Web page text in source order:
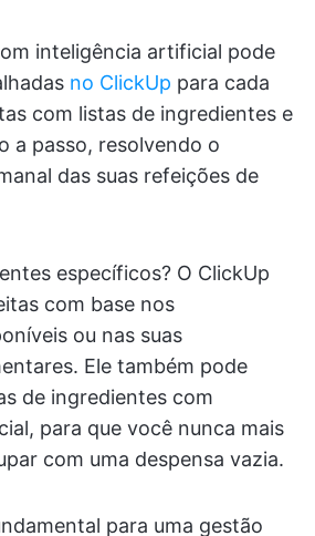
inteligência artificial pode
no ClickUp para cada
com listas de ingredientes e
a passo, resolvendo o
das suas refeições de
específicos? O ClickUp
com base nos
ou nas suas
Ele também pode
de ingredientes com
para que você nunca mais
com uma despensa vazia.
para uma gestão